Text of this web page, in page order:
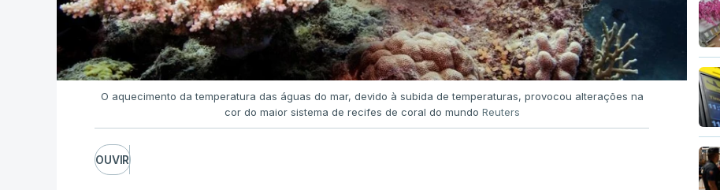
O aquecimento da temperatura das águas do mar, devido à subida de temperaturas, provocou alterações na
cor do maior sistema de recifes de coral do mundo Reuters
OUVIR